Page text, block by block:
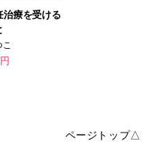
治療を受ける
ページトップ△